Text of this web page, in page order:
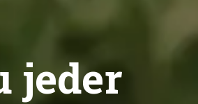
jeder